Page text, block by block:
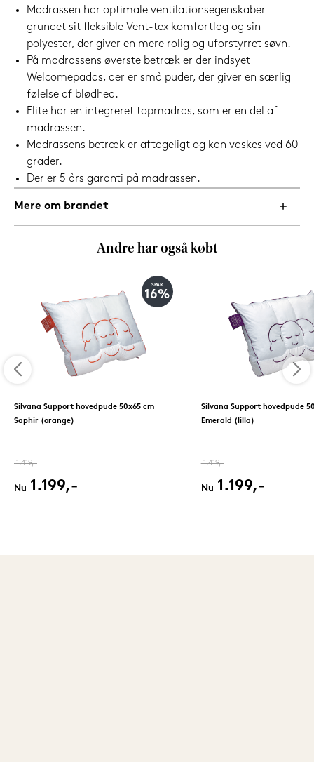
Madrassen har optimale ventilationsegenskaber
grundet sit fleksible Vent-tex komfortlag og sin
polyester, der giver en mere rolig og uforstyrret søvn.
På madrassens øverste betræk er der indsyet
Welcomepadds, der er små puder, der giver en særlig
følelse af blødhed.
Elite har en integreret topmadras, som er en del af
madrassen.
Madrassens betræk er aftageligt og kan vaskes ved 60
grader.
Der er 5 års garanti på madrassen.
Mere om brandet
Andre har også købt
SPAR
16%
Silvana Support hovedpude 50x65 cm
Saphir (orange)
1.419,-
Nu 1.199,-
Silvana Support hovedpude
Emerald (lilla)
1.419,-
Nu 1.199,-